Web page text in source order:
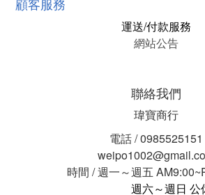
運送/付款服務
網站公告
聯絡我們
瑋寶商行
電話 / 0985525151
時間 / 週一～週五
週六～週日 公